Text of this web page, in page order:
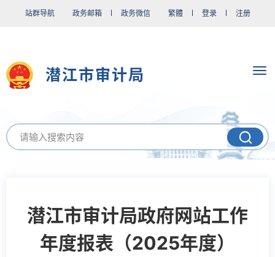
站群导航 政务邮箱 政务微信 繁體 登录 注册
潜江市审计局
潜江市审计局政府网站工作
年度报表（2025年度）